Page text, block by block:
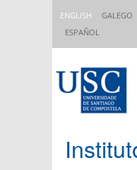
ENGLISH
GALEGO
ESPAÑOL